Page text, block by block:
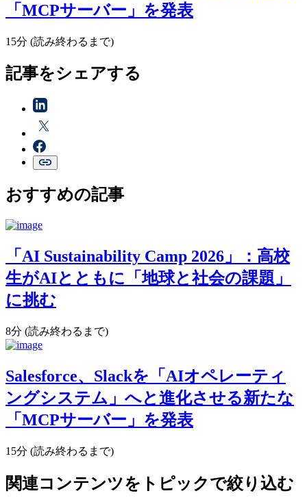
「MCPサーバー」を発表
15分 (読み終わるまで)
記事をシェアする
おすすめの記事
「AI Sustainability Camp 2026」：高校
生がAIとともに「地球と社会の課題」
に挑む
8分 (読み終わるまで)
Salesforce、Slackを「AIオペレーティ
ングシステム」へと進化させる新たな
「MCPサーバー」を発表
15分 (読み終わるまで)
関連コンテンツをトピックで絞り込む